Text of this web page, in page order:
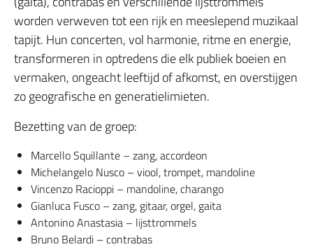
worden verweven tot een rijk en meeslepend muzikaal
tapijt. Hun concerten, vol harmonie, ritme en energie,
transformeren in optredens die elk publiek boeien en
vermaken, ongeacht leeftijd of afkomst, en overstijgen
zo geografische en generatielimieten.
Bezetting van de groep:
Marcello Squillante – zang, accordeon
Michelangelo Nusco – viool, trompet, mandoline
Vincenzo Racioppi – mandoline, charango
Gianluca Fusco – zang, gitaar, orgel, gaita
Antonino Anastasia – lijsttrommels
Bruno Belardi – contrabas